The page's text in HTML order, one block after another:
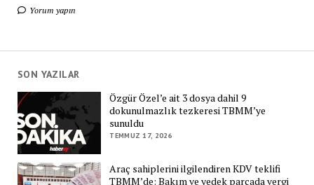
Yorum yapın
SON YAZILAR
Özgür Özel’e ait 3 dosya dahil 9
dokunulmazlık tezkeresi TBMM’ye
sunuldu
TEMMUZ 17, 2026
Araç sahiplerini ilgilendiren KDV teklifi
TBMM’de: Bakım ve yedek parçada vergi